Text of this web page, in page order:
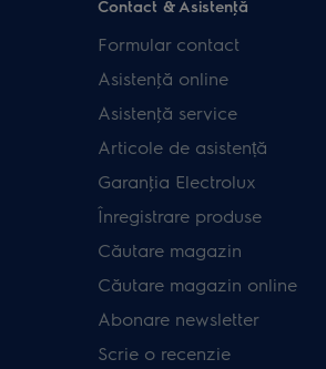
Contact & Asistenţă
Formular contact
Asistenţă online
Asistenţă service
Articole de asistență
Garanţia Electrolux
Înregistrare produse
Căutare magazin
Căutare magazin online
Abonare newsletter
Scrie o recenzie